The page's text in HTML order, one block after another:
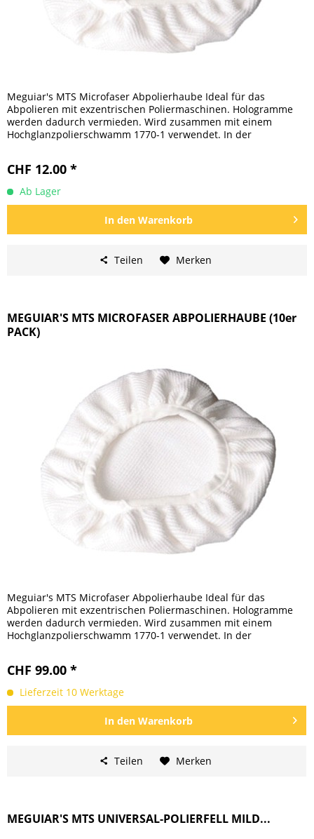
Meguiar's MTS Microfaser Abpolierhaube Ideal für das
Abpolieren mit exzentrischen Poliermaschinen. Hologramme
werden dadurch vermieden. Wird zusammen mit einem
Hochglanzpolierschwamm 1770-1 verwendet. In der
CHF 12.00 *
Ab Lager
In den Warenkorb
Teilen Merken
MEGUIAR'S MTS MICROFASER ABPOLIERHAUBE (10er
PACK)
Meguiar's MTS Microfaser Abpolierhaube Ideal für das
Abpolieren mit exzentrischen Poliermaschinen. Hologramme
werden dadurch vermieden. Wird zusammen mit einem
Hochglanzpolierschwamm 1770-1 verwendet. In der
CHF 99.00 *
Lieferzeit 10 Werktage
In den Warenkorb
Teilen Merken
MEGUIAR'S MTS UNIVERSAL-POLIERFELL MILD...